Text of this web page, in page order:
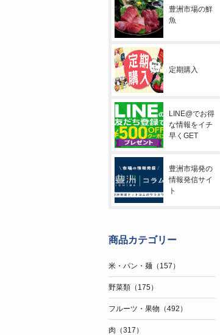
豊洲市場の鮮
魚
定期購入
LINE@でお得
な情報をイチ
早くGET
豊洲市場発の
情報発信サイ
ト
商品カテゴリー
米・パン・麺（157）
野菜類（175）
フルーツ・果物（492）
肉（317）